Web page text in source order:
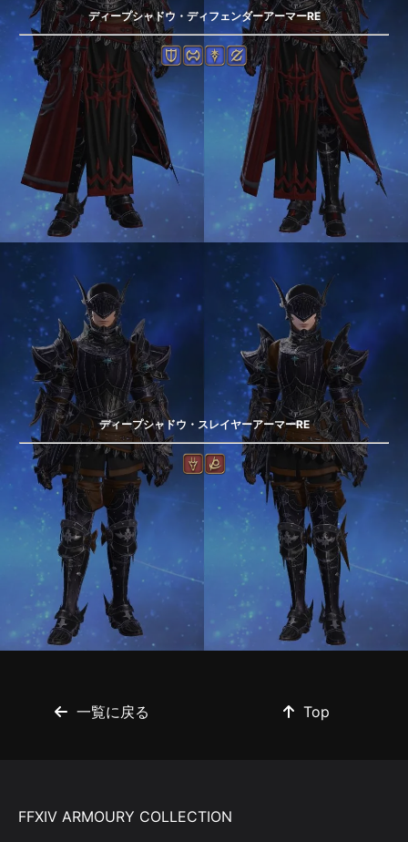
ディープシャドウ・ディフェンダーアーマーRE
ディープシャドウ・スレイヤーアーマーRE
一覧に戻る Top
FFXIV ARMOURY COLLECTION